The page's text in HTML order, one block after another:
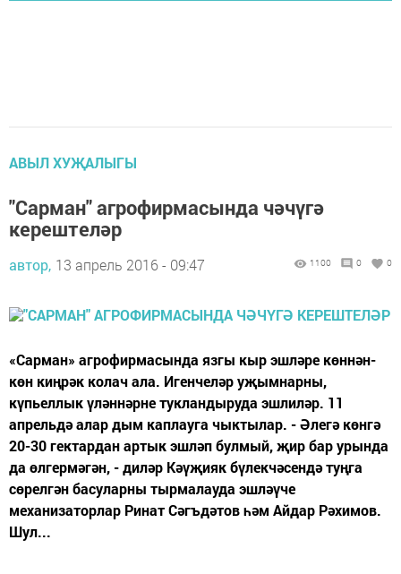
АВЫЛ ХУҖАЛЫГЫ
"Сарман" агрофирмасында чәчүгә
керештеләр
автор, 13 апрель 2016 - 09:47 1100 0 0
«Сарман» агрофирмасында язгы кыр эшләре көннән-
көн киңрәк колач ала. Игенчеләр уҗымнарны,
күпьеллык үләннәрне тукландыруда эшлиләр. 11
апрельдә алар дым каплауга чыктылар. - Әлегә көнгә
20-30 гектардан артык эшләп булмый, җир бар урында
да өлгермәгән, - диләр Кәүҗияк бүлекчәсендә туңга
сөрелгән басуларны тырмалауда эшләүче
механизаторлар Ринат Сәгъдәтов һәм Айдар Рәхимов.
Шул...